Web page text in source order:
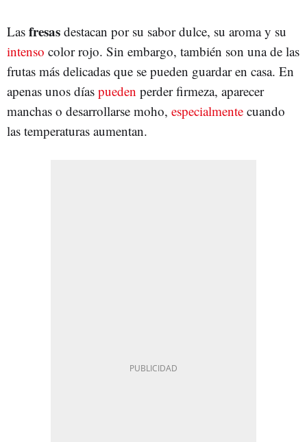
Las fresas destacan por su sabor dulce, su aroma y su
intenso color rojo. Sin embargo, también son una de las
frutas más delicadas que se pueden guardar en casa. En
apenas unos días pueden perder firmeza, aparecer
manchas o desarrollarse moho, especialmente cuando
las temperaturas aumentan.